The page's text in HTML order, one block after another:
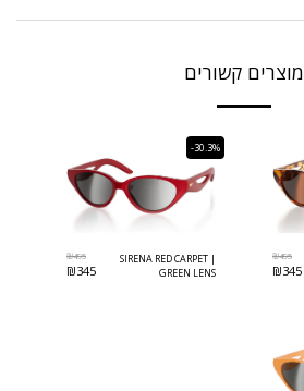
מוצרים קשורים
₪495
₪345
-30.3%
SIRENA RED CARPET |
GREEN LENS
₪495
₪345